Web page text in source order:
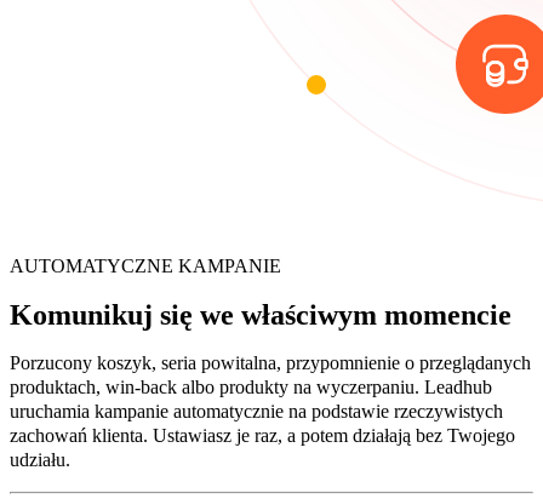
AUTOMATYCZNE KAMPANIE
Komunikuj się we właściwym momencie
Porzucony koszyk, seria powitalna, przypomnienie o przeglądanych
produktach, win-back albo produkty na wyczerpaniu. Leadhub
uruchamia kampanie automatycznie na podstawie rzeczywistych
zachowań klienta. Ustawiasz je raz, a potem działają bez Twojego
udziału.